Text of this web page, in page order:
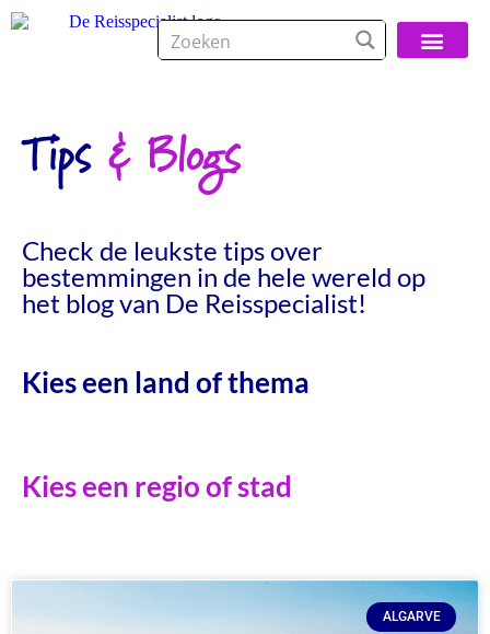
Tips & Blogs
Check de leukste tips over
bestemmingen in de hele wereld op
het blog van De Reisspecialist!
Kies een land of thema
Kies een regio of stad
ALGARVE